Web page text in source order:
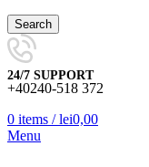
Search
24/7 SUPPORT
+40240-518 372
0 items / lei0,00
Menu